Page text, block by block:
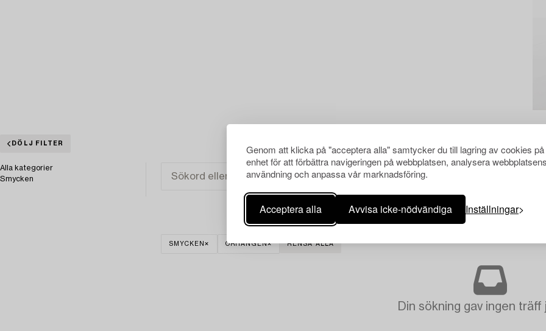
Genom att klicka på "acceptera alla" samtycker du till lagring av cookies
enhet för att förbättra navigeringen på webbplatsen, analysera
användning och anpassa vår marknadsföring.
Acceptera alla Avvisa icke-nödvändiga Inställningar
DÖLJ FILTER
Alla kategorier
Smycken
SMYCKEN ÖRHÄNGEN RENSA ALLA
Din sökning gav ingen träff